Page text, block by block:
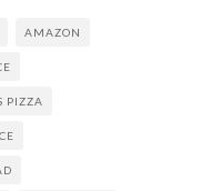
AMAZON
PIZZA